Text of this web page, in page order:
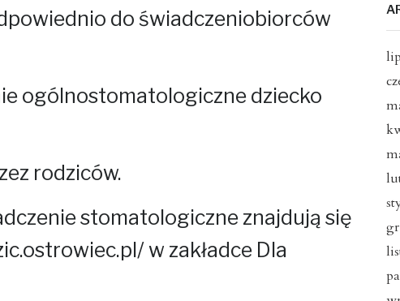
do świadczeniobiorców
ogólnostomatologiczne dziecko
rodziców.
stomatologiczne znajdują się
w zakładce Dla